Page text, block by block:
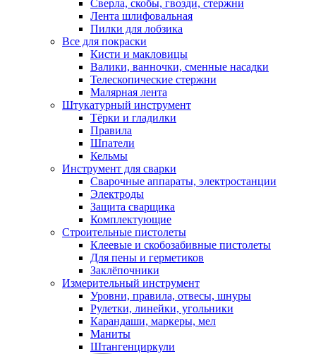
Сверла, скобы, гвозди, стержни
Лента шлифовальная
Пилки для лобзика
Все для покраски
Кисти и макловицы
Валики, ванночки, сменные насадки
Телескопические стержни
Малярная лента
Штукатурный инструмент
Тёрки и гладилки
Правила
Шпатели
Кельмы
Инструмент для сварки
Сварочные аппараты, электростанции
Электроды
Защита сварщика
Комплектующие
Строительные пистолеты
Клеевые и скобозабивные пистолеты
Для пены и герметиков
Заклёпочники
Измерительный инструмент
Уровни, правила, отвесы, шнуры
Рулетки, линейки, угольники
Карандаши, маркеры, мел
Маниты
Штангенциркули